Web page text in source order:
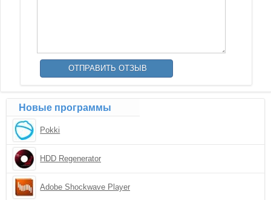
Новые программы
Pokki
HDD Regenerator
Adobe Shockwave Player